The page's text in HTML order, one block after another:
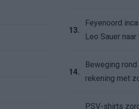
13.
Feyenoord
Leo Sauer
14.
Beweging rond
rekening met
PSV-shirts